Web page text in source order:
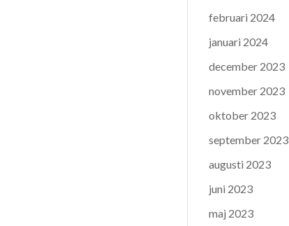
februari 2024
januari 2024
december 2023
november 2023
oktober 2023
september 2023
augusti 2023
juni 2023
maj 2023